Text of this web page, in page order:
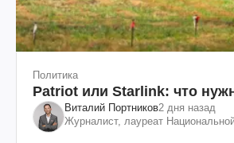
Политика
Patriot или Starlink: что
Виталий Портников2 дня назад
Журналист, лауреат